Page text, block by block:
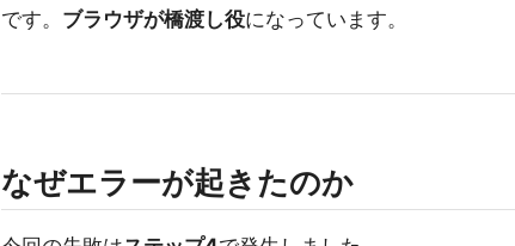
です。 ブラウザが橋渡し役になっています。
なぜエラーが起きたのか